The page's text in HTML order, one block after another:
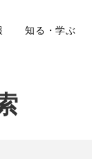
知る・学ぶ